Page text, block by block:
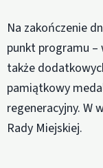
Na zakończenie
punkt programu –
także
pamiątkowy
regeneracyjny. W
Rady Miejskiej.